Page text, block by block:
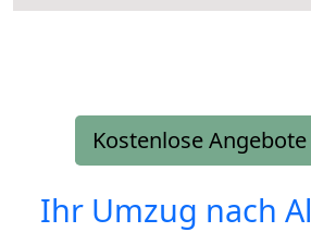
Kostenlose
Ihr Umzug nach